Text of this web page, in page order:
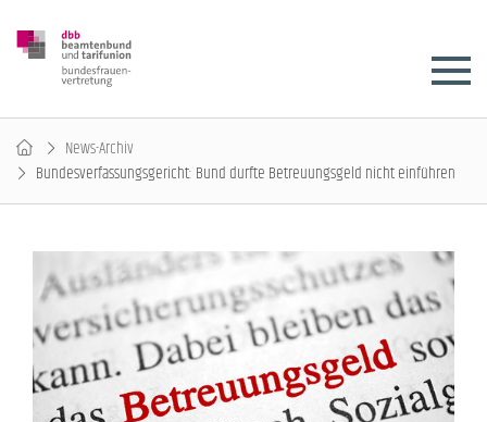
News-Archiv
Bundesverfassungsgericht: Bund durfte Betreuungsgeld nicht einführen